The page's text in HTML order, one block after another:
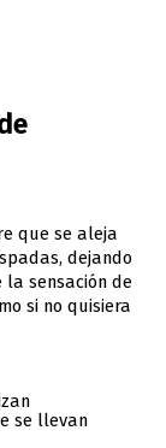
que se aleja
dejando
sensación de
si no quisiera
se llevan